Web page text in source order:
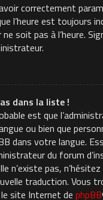
correctement
l’heure est toujours
soit pas à l’heure.
dans la liste !
est que
ou bien que
dans votre langue.
du forum
n’existe pas,
traduction. Vous
site Internet de phpBB